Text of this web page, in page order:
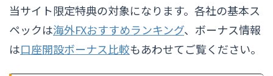
当サイト限定特典の対象になります。各社の基本ス
ペックは海外FXおすすめランキング、ボーナス情報
は口座開設ボーナス比較もあわせてご覧ください。